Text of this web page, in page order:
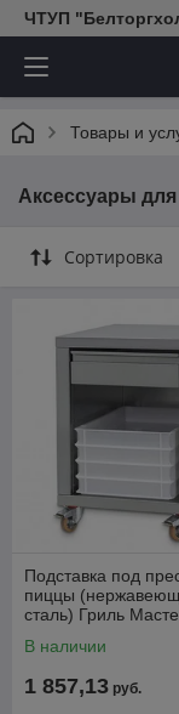
ЧТУП
Товары и
Аксессуары
Сортировка
Подставка под
пиццы
сталь) Гриль
В наличии
1 857,13 руб.